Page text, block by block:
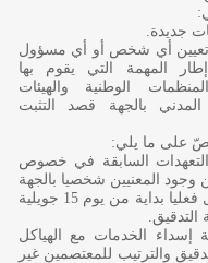
تعيين أي شخص أو أي مسؤول
المهمة التي يقوم بها
الوطنية والهيئات
المدني بالجهة قصد التثبت
السابقة في خصوص
والتثبت من وجود المعنيين شخصيا بالجهة
وإقامتهم فعليا بها وعدم وجود مصدر رزق لأي منهم. وانطلاق عملية التشغيل فعليا بداية من يوم 15 جويلية
إسداء الخدمات مع الهياكل
والترتيب للمعتصمين غير